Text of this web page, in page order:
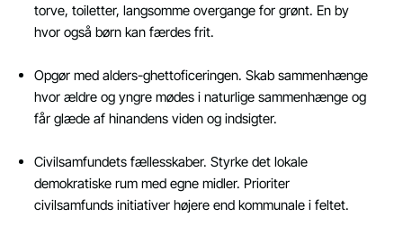
torve, toiletter, langsomme overgange for grønt. En by
hvor også børn kan færdes frit.
Opgør med alders-ghettoficeringen. Skab sammenhænge
hvor ældre og yngre mødes i naturlige sammenhænge og
får glæde af hinandens viden og indsigter.
Civilsamfundets fællesskaber. Styrke det lokale
demokratiske rum med egne midler. Prioriter
civilsamfunds initiativer højere end kommunale i feltet.